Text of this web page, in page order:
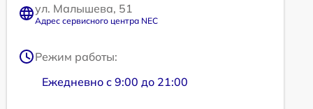
ул. Малышева, 51
Адрес сервисного центра NEC
Режим работы:
Ежедневно с 9:00 до 21:00